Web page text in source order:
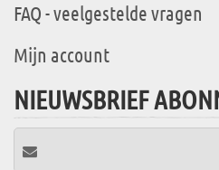
FAQ - veelgestelde vragen
Mijn account
NIEUWSBRIEF